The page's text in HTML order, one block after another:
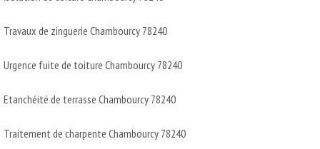
Travaux de zinguerie Chambourcy 78240
Urgence fuite de toiture Chambourcy 78240
Etanchéité de terrasse Chambourcy 78240
Traitement de charpente Chambourcy 78240